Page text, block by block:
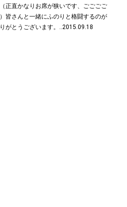
正直かなりお席が狭いです、ごごごご
皆さんと一緒にふのりと格闘するのが
がとうございます。‥2015.09.18